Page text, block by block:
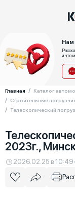
Нам
и что
Главная Каталог
Строительные
Телескопический
2023г.,
2026.02.25 в 10:49